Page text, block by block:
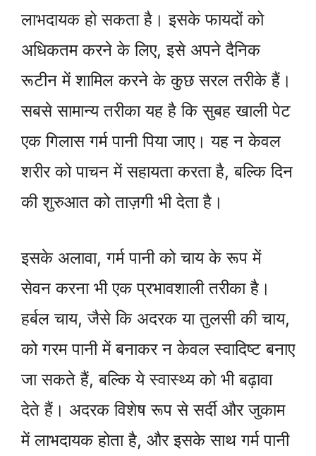
लाभदायक हो सकता है। इसके फायदों को
अधिकतम करने के लिए, इसे अपने दैनिक
रूटीन में शामिल करने के कुछ सरल तरीके हैं।
सबसे सामान्य तरीका यह है कि सुबह खाली पेट
एक गिलास गर्म पानी पिया जाए। यह न केवल
शरीर को पाचन में सहायता करता है, बल्कि दिन
की शुरुआत को ताज़गी भी देता है।
इसके अलावा, गर्म पानी को चाय के रूप में
सेवन करना भी एक प्रभावशाली तरीका है।
हर्बल चाय, जैसे कि अदरक या तुलसी की चाय,
को गरम पानी में बनाकर न केवल स्वादिष्ट बनाए
जा सकते हैं, बल्कि ये स्वास्थ्य को भी बढ़ावा
देते हैं। अदरक विशेष रूप से सर्दी और जुकाम
में लाभदायक होता है, और इसके साथ गर्म पानी